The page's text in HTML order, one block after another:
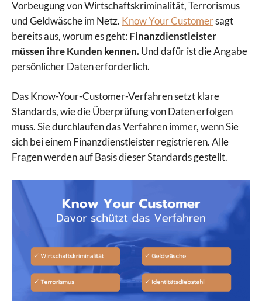
Vorbeugung von Wirtschaftskriminalität, Terrorismus
und Geldwäsche im Netz. Know Your Customersagt
bereits aus, worum es geht: Finanzdienstleister
müssen ihre Kunden kennen.Und dafür ist die Angabe
persönlicher Daten erforderlich.
Das Know-Your-Customer-Verfahren setzt klare
Standards, wie die Überprüfung von Daten erfolgen
muss. Sie durchlaufen das Verfahren immer, wenn Sie
sich bei einem Finanzdienstleister registrieren. Alle
Fragen werden auf Basis dieser Standards gestellt.